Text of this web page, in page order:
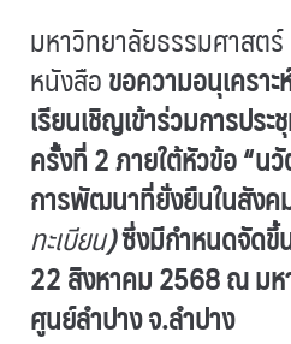
มหาวิทยาลัยธรรมศาสต
หนังสือขอความอนุเครา
เรียนเชิญเข้าร่วมการปร
ครั้งที่ 2 ภายใต้หัวข้อ “น
การพัฒนาที่ยั่งยืนในสังค
ทะเบียน)ซึ่งมีกำหนดจัดขึ้
22 สิงหาคม 2568 ณ ม
ศูนย์ลำปาง จ.ลำปาง